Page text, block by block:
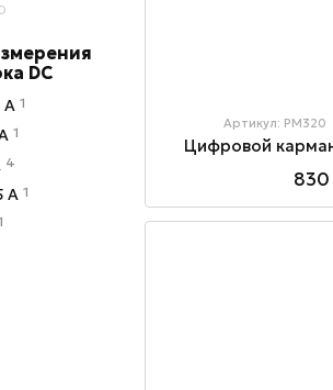
Артикул: PM320
Цифровой
830
DC
А 1
1
4
А 1